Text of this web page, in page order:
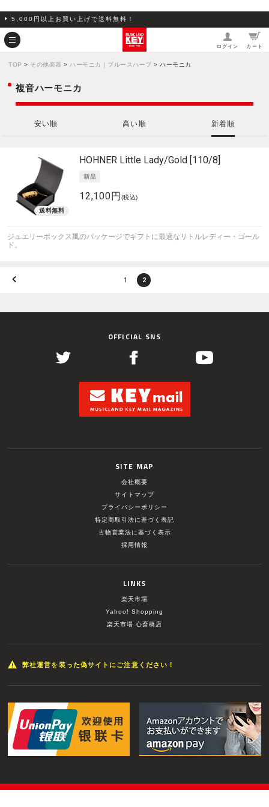
5,000円以上お買い上げで送料無料！
ログイン カート
TOP > その他楽器 > ハーモニカ｜ブルースハープ > ハーモニカ
複音ハーモニカ
安い順 高い順 新着順
HOHNER Little Lady/Gold [110/8]
12,100円 (税込)
ジュエリーボックス風のパッケージでギフトに最適なリトルレディー・ゴール
ド。
1 2
OFFICIAL SNS
SITE MAP
会社概要
サイトマップ
プライバシーポリシー
特定商取引法に基づく表記
古物営業法に基づく表示
採用情報
LINKS
楽天市場
Yahoo! Shopping
楽天市場 心斎橋店
弊社運営を装った偽サイトにご注意ください！